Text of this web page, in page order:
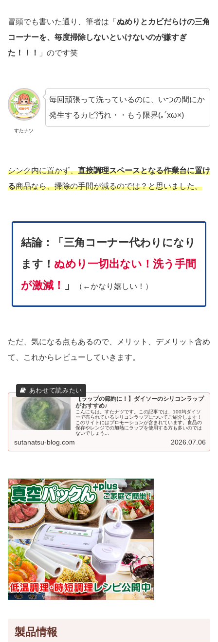
冒頭でも書いた通り、筆者は「 ぬめりとカビだらけの三角
コーナーを、毎度掃除しないといけないのが嫌すぎ
た！！！
」のです笑
すたナツ
毎回頑張って洗っているのに、いつの間にか
発生するカビ汚れ・・もう限界(｡´xω×)
シンク内に置かず、直接調理スペースとなる作業台に置け
る商品なら、掃除の手間が減るのでは？と思いました。
結論：「三角コーナー代わりになり
ます！ ぬめり一切出ない！洗う手間
が激減！
」 （←かなり嬉しい！）
ただ、気になる点もあるので、メリット、デメリット含め
て、これからレビューしていきます。
【ラップの節約に！】ダイソーのシリコンラップ
がおすすめ♪
こんにちは。すたナツです。この記事では、100均ダイソ
ーで売られているシリコンラップについてご紹介します！
このサイトにはプロモーションが含まれています。食品の
保存やレンジでの加熱にラップを使用する方も多いのでは
ないでしょう...
sutanatsu-blog.com 2026.07.06
製品情報